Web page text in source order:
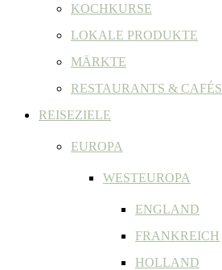
KOCHKURSE
LOKALE PRODUKTE
MÄRKTE
RESTAURANTS & CAFÉS
REISEZIELE
EUROPA
WESTEUROPA
ENGLAND
FRANKREICH
HOLLAND